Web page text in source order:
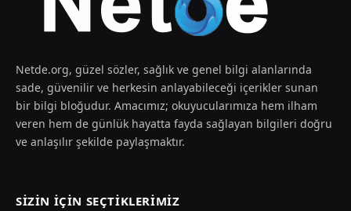
Netde.org, güzel sözler, sağlık ve genel bilgi alanlarında
sade, güvenilir ve herkesin anlayabileceği içerikler sunan
bir bilgi bloğudur. Amacımız; okuyucularımıza hem ilham
veren hem de günlük hayatta fayda sağlayan bilgileri doğru
ve anlaşılır şekilde paylaşmaktır.
SIZIN İÇIN SEÇTIKLERIMIZ